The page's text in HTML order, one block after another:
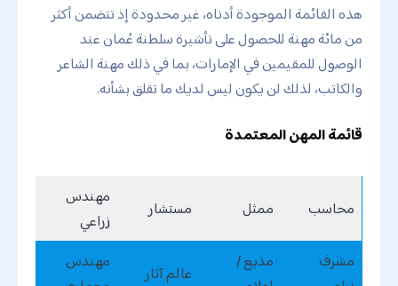
هذه القائمة الموجودة أدناه، غير محدودة إذ تتضمن أكثر
من مائة مهنة للحصول على تأشيرة سلطنة عُمان عند
الوصول للمقيمين في الإمارات، بما في ذلك مهنة الشاعر
والكاتب، لذلك لن يكون ليس لديك ما تقلق بشأنه.
قائمة المهن المعتمدة
محاسب ممثل مستشار
مهندس
زراعي
مشرف
مذيع /
عالم آثار
مهندس